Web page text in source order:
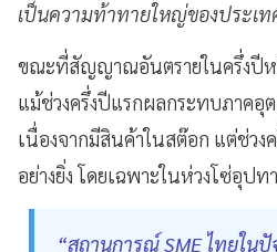
เป็นความท้าทายใหญ่ของประเท
ขณะที่สัญญาณอันตรายในครึ่งปีห
แม้ช่วงครึ่งปีแรกผลกระทบภาคอุ
เนื่องจากมีสินค้าในสต๊อก แต่ช่วง
อย่างยิ่ง โดยเฉพาะในห่วงโซ่อุปท
“สถานการณ์ SME ไทยใน